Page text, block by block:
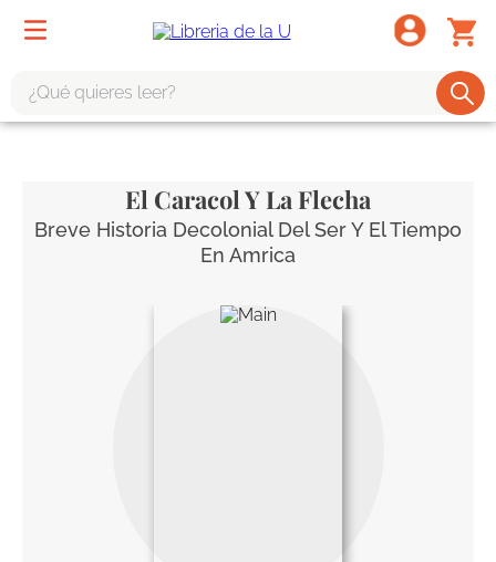
El Caracol Y La Flecha
Breve Historia Decolonial Del Ser Y El Tiempo
En Amrica
tote bag -